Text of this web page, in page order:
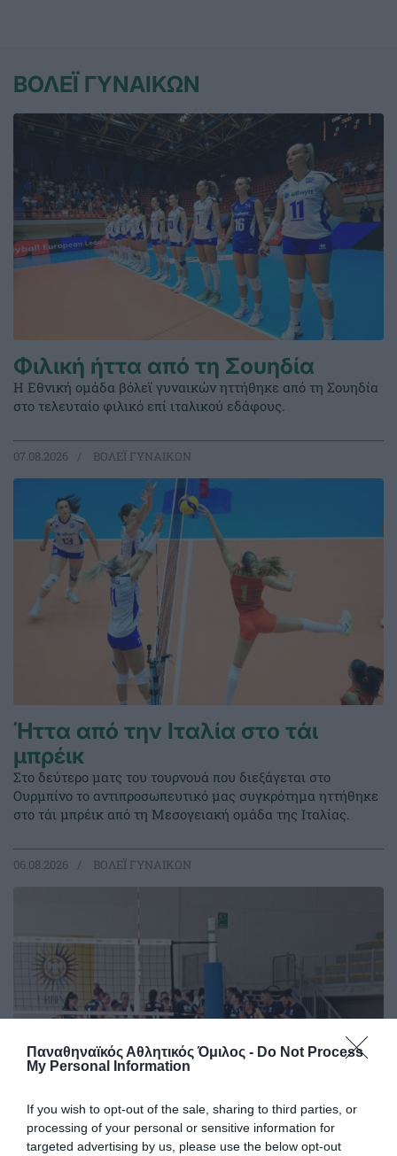
Παναθηναϊκός Αθλητικός Όμιλος - Do Not Process
My Personal Information
If you wish to opt-out of the sale, sharing to third parties, or
processing of your personal or sensitive information for
targeted advertising by us, please use the below opt-out
ΒΟΛΕΪ ΓΥΝΑΙΚΩΝ
Φιλική ήττα από τη Σουηδία
Η Εθνική ομάδα βόλεϊ γυναικών ηττήθηκε από τη Σουηδία
στο τελευταίο φιλικό επί ιταλικού εδάφους.
07.08.2026 ΒΟΛΕΪ ΓΥΝΑΙΚΩΝ
Ήττα από την Ιταλία στο τάι
μπρέικ
Στο δεύτερο ματς του τουρνουά που διεξάγεται στο
Ουρμπίνο το αντιπροσωπευτικό μας συγκρότημα ηττήθηκε
στο τάι μπρέικ από τη Μεσογειακή ομάδα της Ιταλίας.
06.08.2026 ΒΟΛΕΪ ΓΥΝΑΙΚΩΝ
Φιλική ισοπαλία με διπλή